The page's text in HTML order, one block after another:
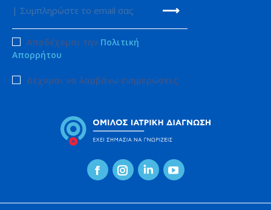
Αποδέχομαι την Πολιτική
Απορρήτου
Δέχομαι να λαμβάνω ενημερώσεις.
FacebookInstagramLinkedinYouTube